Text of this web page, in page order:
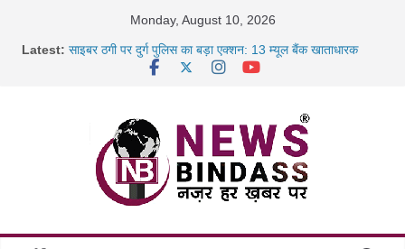
Monday, August 10, 2026
Latest: साइबर ठगी पर दुर्ग पुलिस का बड़ा एक्शन: 13 म्यूल बैंक खाताधारक
रायपुर में कल्याण ज्वेलर्स में डकैती की साजिश नाकाम, दिल्ली-बिहार
छत्तीसगढ़ में 1460 गोधाम होंगे स्थापित, हर विकासखंड के 10 उत्कृष्ट
गोठानों